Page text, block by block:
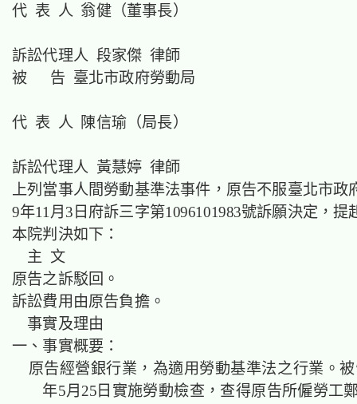
代 表 人 翁健（董事長）
訴訟代理人 段家傑 律師
被 告 臺北市政府勞動局
代 表 人 陳信瑜（局長）
訴訟代理人 黃慧婷 律師
上列當事人間勞動基準法事件，原告不服臺北市政
9年11月3日府訴三字第1096101983號訴願決定，提
本院判決如下：
主 文
原告之訴駁回。
訴訟費用由原告負擔。
事實及理由
一、事實概要：
原告經營銀行業，為適用勞動基準法之行業。被
年5月25日實施勞動檢查，查得原告所僱勞工